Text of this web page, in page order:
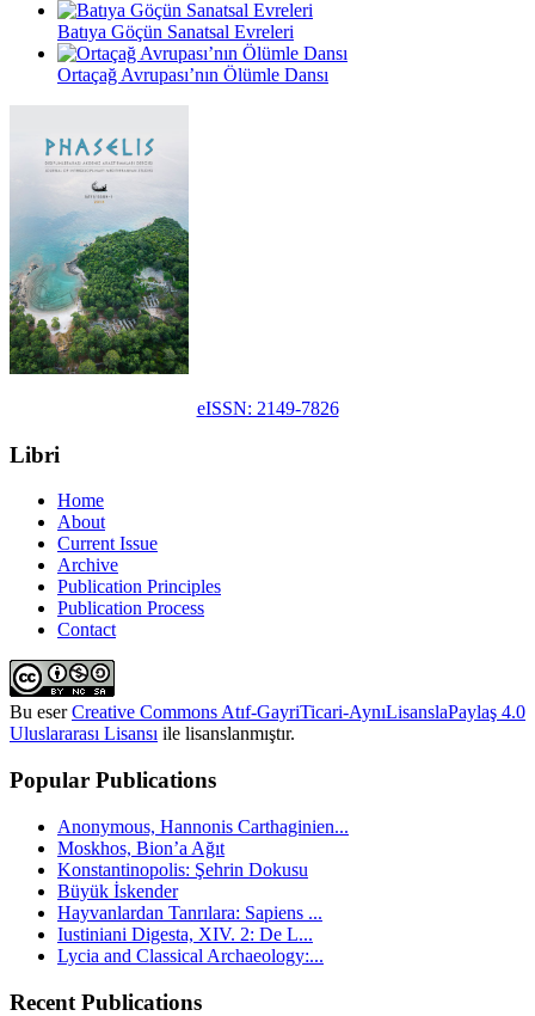
Batıya Göçün Sanatsal Evreleri
Ortaçağ Avrupası’nın Ölümle Dansı
eISSN: 2149-7826
Libri
Home
About
Current Issue
Archive
Publication Principles
Publication Process
Contact
Bu eserCreative Commons Atıf-GayriTicari-AynıLisanslaPaylaş 4.0
Uluslararası Lisansı ile lisanslanmıştır.
Popular Publications
Anonymous, Hannonis Carthaginien...
Moskhos, Bion’a Ağıt
Konstantinopolis: Şehrin Dokusu
Büyük İskender
Hayvanlardan Tanrılara: Sapiens ...
Iustiniani Digesta, XIV. 2: De L...
Lycia and Classical Archaeology:...
Recent Publications